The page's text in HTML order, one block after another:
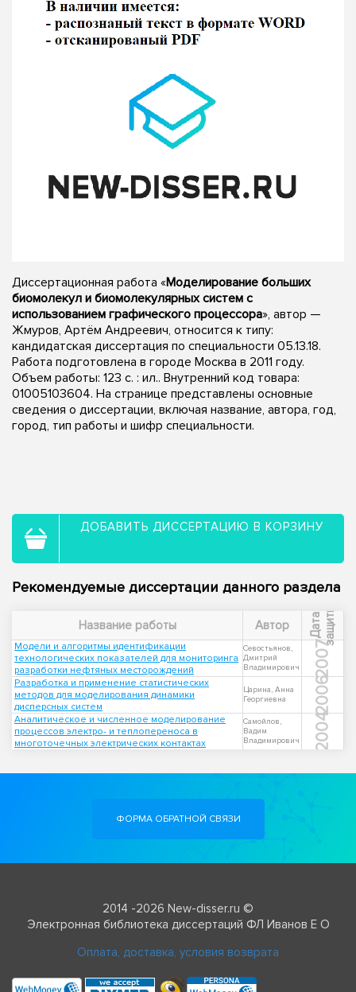
Диссертационная работа «Моделирование больших
биомолекул и биомолекулярных систем с
использованием графического процессора», автор —
Жмуров, Артём Андреевич, относится к типу:
кандидатская диссертация по специальности 05.13.18.
Работа подготовлена в городе Москва в 2011 году.
Объем работы: 123 с. : ил.. Внутренний код товара:
01005103604. На странице представлены основные
сведения о диссертации, включая название, автора, год,
город, тип работы и шифр специальности.
ДОБАВИТЬ ДИССЕРТАЦИЮ В КОРЗИНУ
Рекомендуемые диссертации данного раздела
Название работы Автор Д
а
т
а
з
а
щ
и
т ы
Модели и алгоритмы идентификации
технологических показателей для мониторинга
разработки нефтяных месторождений
Севостьянов,
Дмитрий
Владимирович
2007
Разработка и применение статистических
методов для моделирования динамики
дисперсных систем
Царина, Анна
Георгиевна
2006
Аналитическое и численное моделирование
процессов электро- и теплопереноса в
многоточечных электрических контактах
Самойлов,
Вадим
Владимирович
2004
ФОРМА ОБРАТНОЙ СВЯЗИ
2014 -2026 New-disser.ru ©
Электронная библиотека диссертаций ФЛ Иванов Е О
Оплата, доставка, условия возврата